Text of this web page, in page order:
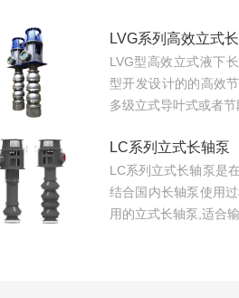
LVG系列高效立式
LVG型高效立式液下
型开发设计的的高效
多级立式导叶式或者
LC系列立式长轴泵
LC系列立式长轴泵是
结合国内长轴泵使用
用的立式长轴泵,适合